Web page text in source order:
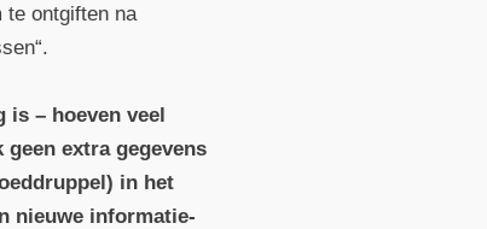
te ontgiften na
is – hoeven veel
extra gegevens
in het
nieuwe informatie­